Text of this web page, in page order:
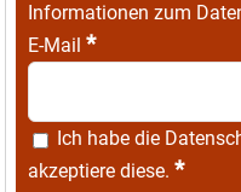
Informationen zum
E-Mail *
Ich habe die
akzeptiere diese. *